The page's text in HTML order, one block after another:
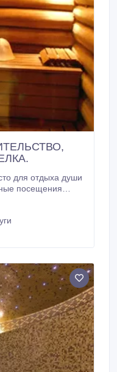
для отдыха души
занимаемся
в русских